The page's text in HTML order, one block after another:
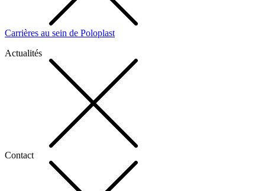
Carrières au sein de Poloplast
Actualités
Contact